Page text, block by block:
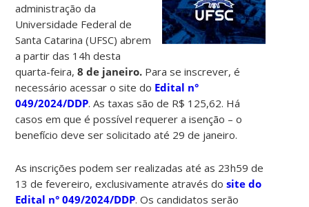
administração da
Universidade Federal de
Santa Catarina (UFSC) abrem
a partir das 14h desta
quarta-feira,8 de janeiro. Para se inscrever, é
necessário acessar o site do Edital n°
049/2024/DDP. As taxas são de R$ 125,62. Há
casos em que é possível requerer a isenção – o
benefício deve ser solicitado até 29 de janeiro.
As inscrições podem ser realizadas até as 23h59 de
13 de fevereiro, exclusivamente através dosite do
Edital n° 049/2024/DDP. Os candidatos serão